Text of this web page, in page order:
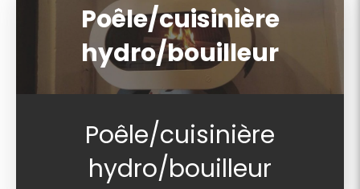
Poêle/cuisinière
hydro/bouilleur
Poêle/cuisinière
hydro/bouilleur